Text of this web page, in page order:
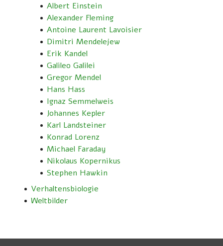
Albert Einstein
Alexander Fleming
Antoine Laurent Lavoisier
Dimitri Mendelejew
Erik Kandel
Galileo Galilei
Gregor Mendel
Hans Hass
Ignaz Semmelweis
Johannes Kepler
Karl Landsteiner
Konrad Lorenz
Michael Faraday
Nikolaus Kopernikus
Stephen Hawkin
Verhaltensbiologie
Weltbilder